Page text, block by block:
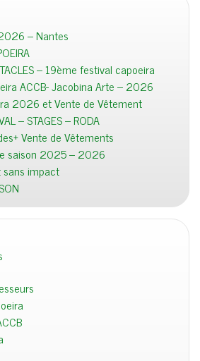
– Nantes
– 19ème festival capoeira
ACCB- Jacobina Arte – 2026
2026 et Vente de Vêtement
– STAGES – RODA
Vente de Vêtements
saison 2025 – 2026
impact